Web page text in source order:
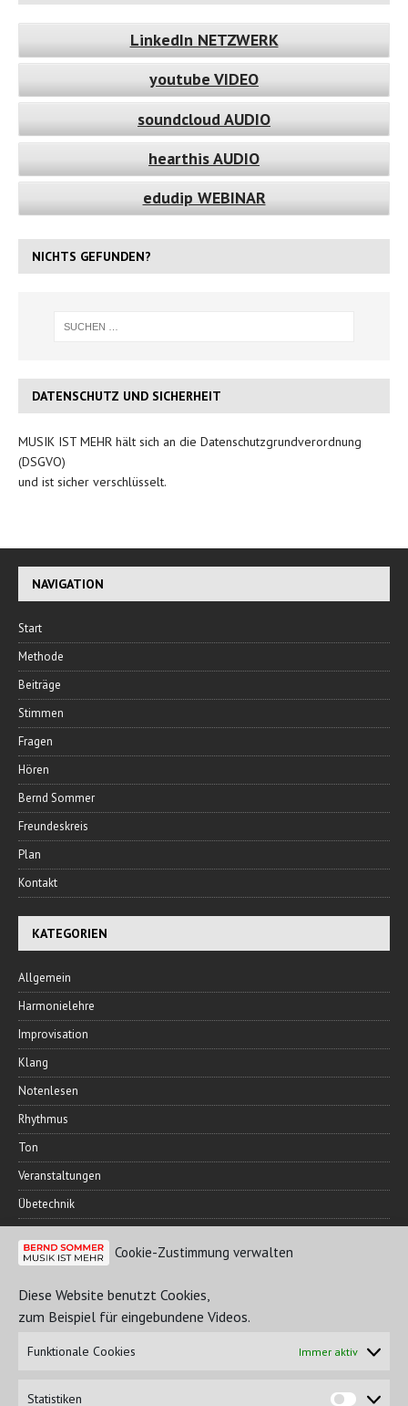
Cookie-Zustimmung verwalten
Diese Website benutzt Cookies,
zum Beispiel für eingebundene Videos.
Funktionale Cookies Immer aktiv
Statistiken
LinkedIn NETZWERK
youtube VIDEO
soundcloud AUDIO
hearthis AUDIO
edudip WEBINAR
NICHTS GEFUNDEN?
DATENSCHUTZ UND SICHERHEIT
MUSIK IST MEHR hält sich an die Datenschutzgrundverordnung
(DSGVO)
und ist sicher verschlüsselt.
NAVIGATION
Start
Methode
Beiträge
Stimmen
Fragen
Hören
Bernd Sommer
Freundeskreis
Plan
Kontakt
KATEGORIEN
Allgemein
Harmonielehre
Improvisation
Klang
Notenlesen
Rhythmus
Ton
Veranstaltungen
Übetechnik
FREUNDESKREIS